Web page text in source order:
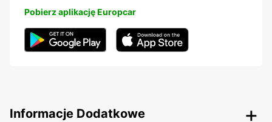
Pobierz aplikację Europcar
Informacje Dodatkowe